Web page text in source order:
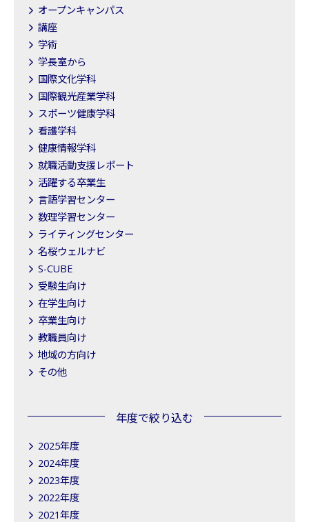
オープンキャンパス
講座
学術
学長室から
国際文化学科
国際観光産業学科
スポーツ健康学科
看護学科
健康情報学科
就職活動支援レポート
活躍する卒業生
言語学習センター
数理学習センター
ライティングセンター
名桜ウェルナビ
S-CUBE
受験生向け
在学生向け
卒業生向け
教職員向け
地域の方向け
その他
年度で絞り込む
2025年度
2024年度
2023年度
2022年度
2021年度